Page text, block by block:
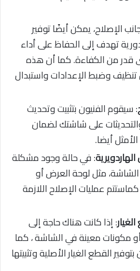
الإصلاح، يمكن أيضًا توفير
تهدف إلى الحفاظ على أداء
قدر من الكفاءة. كما أن هذه
تنظيف وضبط الإعدادات واستبدال
: سيقوم الفنيون بتثبيت وتحديث
على شاشتك لضمان
أيضا.
: في حالة وجود مشكلة
مثل لوحة العرض أو
عمليات الإصلاح اللازمة
: إذا كانت هناك حاجة إلى
أو مكونات معينة في الشاشة ، كما
القطع الغيار الأصلية وتثبيتها